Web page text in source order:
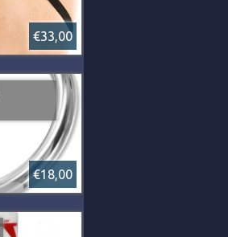
€33,00
€18,00